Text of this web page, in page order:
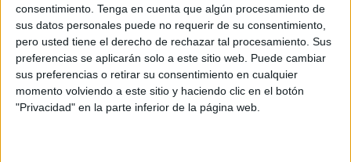
consentimiento. Tenga en cuenta que algún procesamiento de
sus datos personales puede no requerir de su consentimiento,
pero usted tiene el derecho de rechazar tal procesamiento. Sus
preferencias se aplicarán solo a este sitio web. Puede cambiar
sus preferencias o retirar su consentimiento en cualquier
momento volviendo a este sitio y haciendo clic en el botón
"Privacidad" en la parte inferior de la página web.
Cientos de jugadores de las categorías prebenjamín,
benjamín, alevín, cadete e infantildisputarán sus
partidos bajo un buen ambiente, muy familiar como suelen
ser todas las ediciones de este torneo veraniego que da la
antesala al inicio de la temporada 2025-26. Ya estamos en
septiembre yel torneo continúa con la misma pasión